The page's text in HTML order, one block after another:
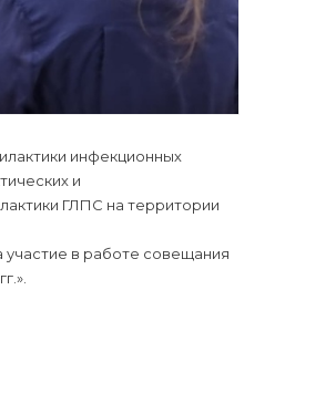
инфекционных
и
ГЛПС на территории
участие в работе совещания